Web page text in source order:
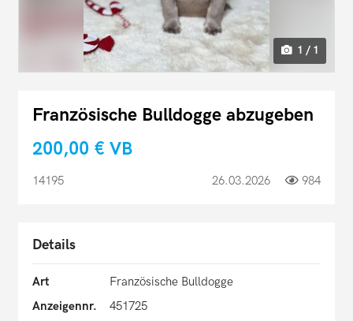
1 / 1
Französische Bulldogge abzugeben
200,00 € VB
14195 26.03.2026 984
Details
Art
Französische Bulldogge
Anzeigennr.
451725